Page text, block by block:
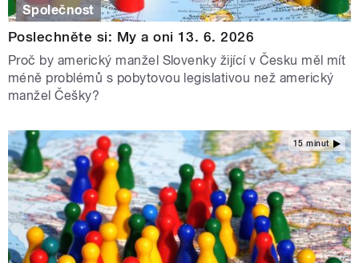
Společnost
Poslechněte si: My a oni 13. 6. 2026
Proč by americký manžel Slovenky žijící v Česku měl mít
méně problémů s pobytovou legislativou než americký
manžel Češky?
15 minut